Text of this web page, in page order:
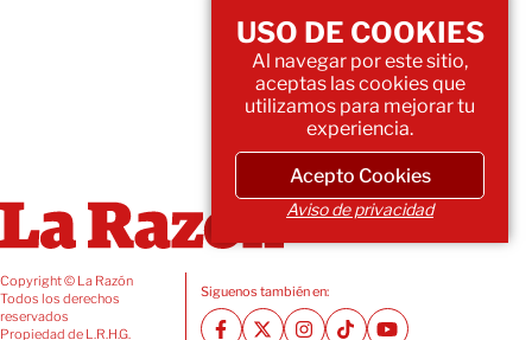
Copyright © La Razón
Todos los derechos
reservados
Propiedad de L.R.H.G.
Siguenos también en:
USO DE COOKIES
Al navegar por este sitio,
aceptas las cookies que
utilizamos para mejorar tu
experiencia.
Acepto Cookies
Aviso de privacidad